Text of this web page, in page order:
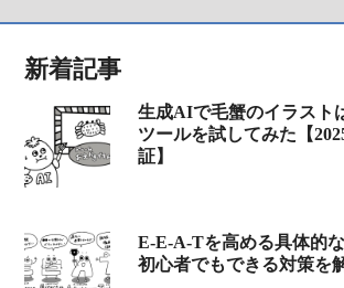
新着記事
生成AIで毛蟹のイラスト
ツールを試してみた【
証】
E-E-A-Tを高める具体的
初心者でもできる対策を